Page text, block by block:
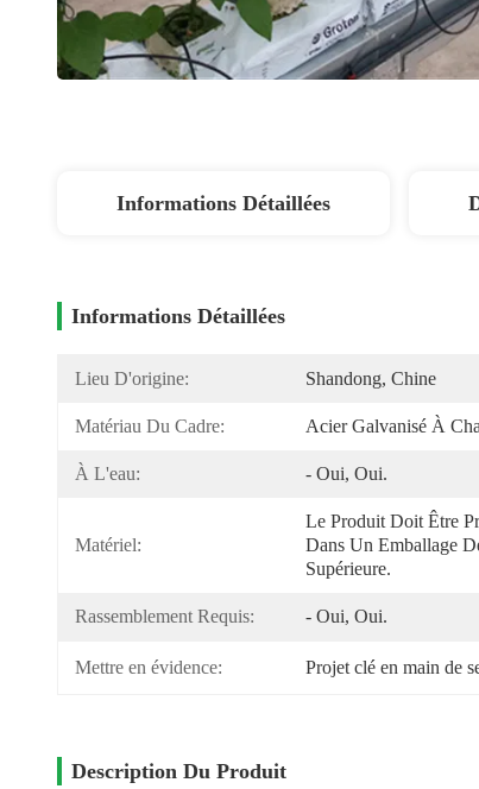
Informations Détaillées
Informations Détaillées
Lieu D'origine: Shandong, Chine
Matériau Du Cadre: Acier Galvanisé À
À L'eau: - Oui, Oui.
Matériel:
Le Produit Doit Être
Dans Un Emballage
Supérieure.
Rassemblement Requis: - Oui, Oui.
Mettre en évidence: Projet clé en main de
Description Du Produit